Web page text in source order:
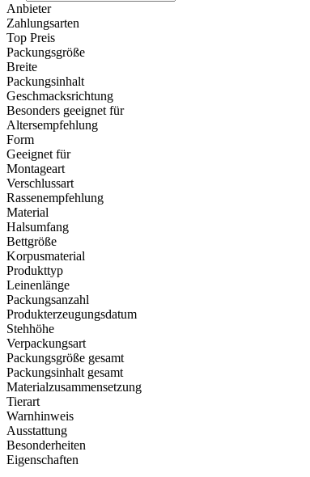
Anbieter
Zahlungsarten
Top Preis
Packungsgröße
Breite
Packungsinhalt
Geschmacksrichtung
Besonders geeignet für
Altersempfehlung
Form
Geeignet für
Montageart
Verschlussart
Rassenempfehlung
Material
Halsumfang
Bettgröße
Korpusmaterial
Produkttyp
Leinenlänge
Packungsanzahl
Produkterzeugungsdatum
Stehhöhe
Verpackungsart
Packungsgröße gesamt
Packungsinhalt gesamt
Materialzusammensetzung
Tierart
Warnhinweis
Ausstattung
Besonderheiten
Eigenschaften